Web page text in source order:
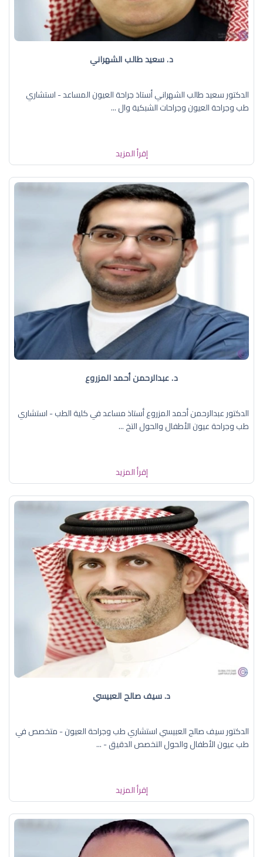
د. سعيد طالب الشهراني
الدكتور سعيد طالب الشهراني أستاذ جراحة العيون المساعد - استشاري
طب وجراحة العيون وجراحات الشبكية وال ...
إقرأ المزيد
د. عبدالرحمن أحمد المزروع
الدكتور عبدالرحمن أحمد المزروع أستاذ مساعد في كلية الطب - استشاري
طب وجراحة عيون الأطفال والحول التخ ...
إقرأ المزيد
د. سيف صالح العبيسي
الدكتور سيف صالح العبيسي استشاري طب وجراحة العيون - متخصص في
طب عيون الأطفال والحول التخصص الدقيق - ...
إقرأ المزيد